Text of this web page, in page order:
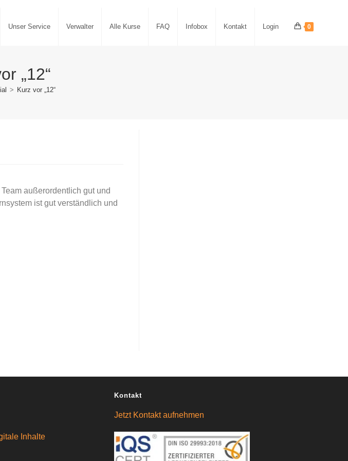
Unser Service Verwalter Alle Kurse FAQ Infobox Kontakt Login 0
„12“
> Kurz vor „12“
außerordentlich gut und
ist gut verständlich und
Inhalte
Kontakt
Jetzt Kontakt aufnehmen